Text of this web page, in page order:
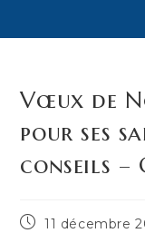
Vœux de
pour ses
conseils –
Publication
11 décembre